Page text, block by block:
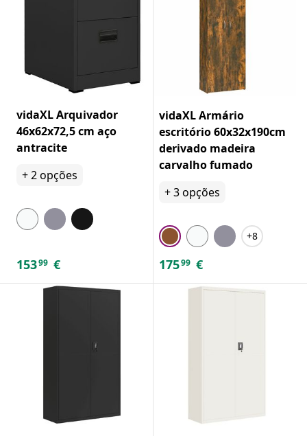
vidaXL Arquivador
46x62x72,5 cm aço
antracite
+2opções
15399 €
vidaXL Armário
escritório 60x32x190cm
derivado madeira
carvalho fumado
+3opções
+8
17599 €